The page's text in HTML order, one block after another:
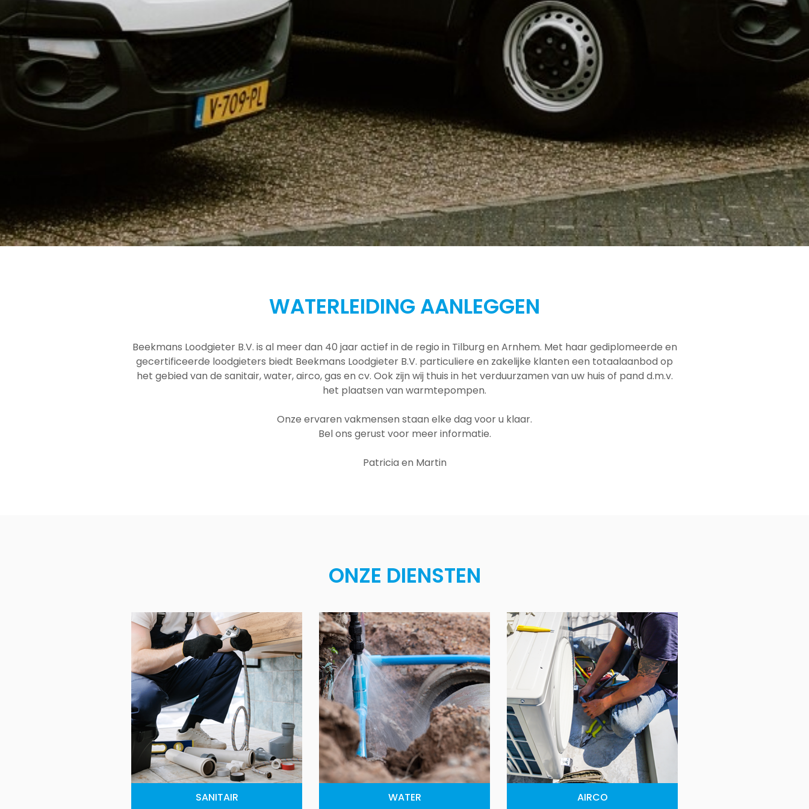
WATERLEIDING AANLEGGEN
Beekmans Loodgieter B.V. is al meer dan 40 jaar actief in de regio in Tilburg en Arnhem. Met haar gediplomeerde en
gecertificeerde loodgieters biedt Beekmans Loodgieter B.V. particuliere en zakelijke klanten een totaalaanbod op
het gebied van de sanitair, water, airco, gas en cv. Ook zijn wij thuis in het verduurzamen van uw huis of pand d.m.v.
het plaatsen van warmtepompen.
Onze ervaren vakmensen staan elke dag voor u klaar.
Bel ons gerust voor meer informatie.
Patricia en Martin
ONZE DIENSTEN
SANITAIR WATER AIRCO